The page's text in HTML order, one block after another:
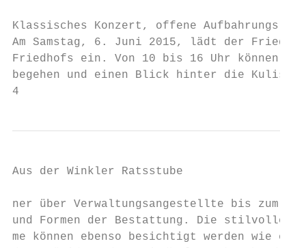
Klassisches Konzert, offene
Am Samstag, 6. Juni 2015, lädt der Friedhof
Friedhofs ein. Von 10 bis 16 Uhr können
begehen und einen Blick hinter die
4
Aus der Winkler Ratsstube
ner über Verwaltungsangestellte bis zum
und Formen der Bestattung. Die
me können ebenso besichtigt werden wie